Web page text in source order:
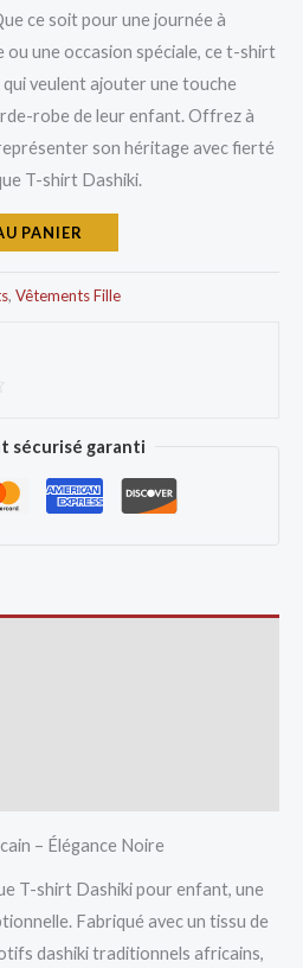
ce soit pour une journée à
ou une occasion spéciale, ce t-shirt
veulent ajouter une touche
robe de leur enfant. Offrez à
son héritage avec fierté
T-shirt Dashiki.
PANIER
, Vêtements Fille
sécurisé garanti
– Élégance Noire
T-shirt Dashiki pour enfant, une
Fabriqué avec un tissu de
dashiki traditionnels africains,